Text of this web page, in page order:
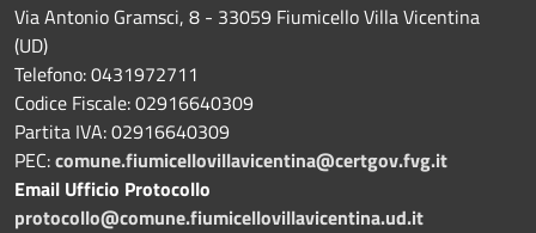
Via Antonio Gramsci, 8 - 33059 Fiumicello Villa Vicentina
(UD)
Telefono: 0431972711
Codice Fiscale: 02916640309
Partita IVA: 02916640309
PEC:comune.fiumicellovillavicentina@certgov.fvg.it
Email Ufficio Protocollo
protocollo@comune.fiumicellovillavicentina.ud.it